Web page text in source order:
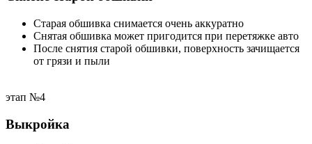
Старая обшивка снимается очень аккуратно
Снятая обшивка может пригодится при перетяжке авто
После снятия старой обшивки, поверхность зачищается
от грязи и пыли
этап №4
Выкройка